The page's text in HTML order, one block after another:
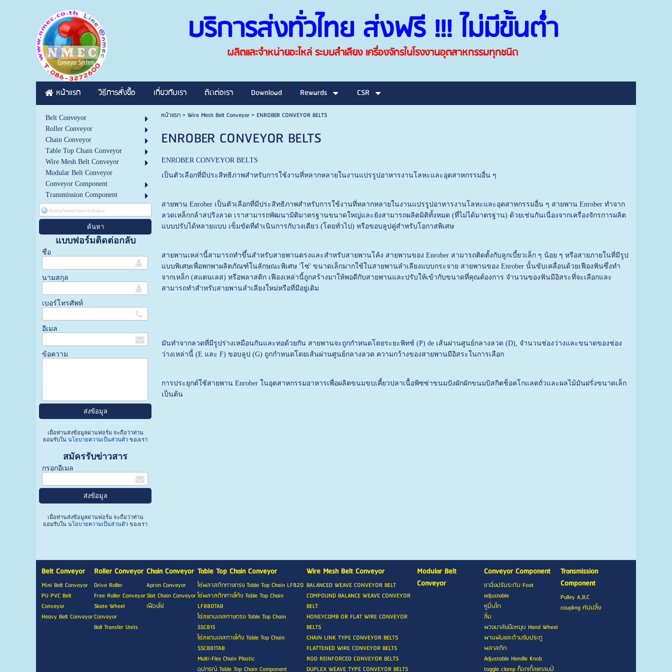
บริการส่งทั่วไทย ส่งฟรี !!! ไม่มีขั้นต่ำ
ผลิตและจำหน่ายอะไหล่ ระบบลำเลียง เครื่องจักรในโรงงานอุตสาหกรรมทุกชนิด
หน้าแรก วิธีการสั่งซื้อ เกี่ยวกับเรา ติดต่อเรา Download Rewards CSR
Belt Conveyor
Roller Conveyor
Chain Conveyor
Table Top Chain Conveyor
Wire Mesh Belt Conveyor
Modular Belt Conveyor
Conveyor Component
Transmission Component
แบบฟอร์มติดต่อกลับ
ชื่อ
นามสกุล
เบอร์โทรศัพท์
อีเมล
ข้อความ
เมื่อท่านส่งข้อมูลผ่านฟอร์ม จะถือว่าท่าน
ยอมรับใน นโยบายความเป็นส่วนตัวของเรา
สมัครรับข่าวสาร
กรอกอีเมล
เมื่อท่านส่งข้อมูลผ่านฟอร์ม จะถือว่าท่าน
ยอมรับใน นโยบายความเป็นส่วนตัวของเรา
หน้าแรก> Wire Mesh Belt Conveyor> ENROBER CONVEYOR BELTS
ENROBER CONVEYOR BELTS
ENROBER CONVEYOR BELTS
เป็นตัวเลือกที่มีประสิทธิภาพสำหรับการใช้งานที่หลากหลายในงานแปรรูปอาหารงานโลหะและอุตสาหกรรมอื่น ๆ
สายพาน Enrober เป็นตัวเลือกที่มีประสิทธิภาพสำหรับการใช้งานที่หลากหลายในงานแปรรูปอาหารงานโลหะและอุตสาหกรรมอื่น ๆ สายพาน Enrober ทำจาก
ลวดเหล็กกล้าสปริงลวด เราสามารถพัฒนามิติมาตรฐานขนาดใหญ่และยังสามารถผลิตมิติทั้งหมด (ที่ไม่ได้มาตรฐาน) ด้วยเช่นกันเนื่องจากเครื่องจักรการผลิต
แบบปรับได้หลายแบบ เข็มขัดที่ดำเนินการกับวงเดียว (โดยทั่วไป) หรือขอบลูปคู่สำหรับโอกาสพิเศษ
สายพานเหล่านี้สามารถทำขึ้นสำหรับสายพานตรงและสำหรับสายพานโค้ง สายพานของ Enrober สามารถติดตั้งกับลูกเบี้ยวเล็ก ๆ น้อย ๆ หรือสายภายในที่มีรูป
แบบพิเศษเพื่อพกพาผลิตภัณฑ์ในลักษณะพิเศษ 'โซ่' ขนาดเล็กมากใช้ในสายพานลำเลียงแบบกระจาย สายพานของ Enrober นั้นขับเคลื่อนด้วยเฟืองฟันซึ่งทำ
จากเหล็ก (สแตนเลส) หรือพลาสติก เฟืองเหล่านี้ถูกสร้างมาให้พอดีกับสายพานและปรับให้เข้ากับขนาดที่คุณต้องการ จำนวนของฟันมีอิสระที่จะเลือกและ
สามารถทำสำหรับสายพานลำเลียงใหม่หรือที่มีอยู่เดิม
มันทำจากลวดที่มีรูปร่างเหมือนกันและทอด้วยกัน สายพานจะถูกกำหนดโดยระยะพิทช์ (P) de เส้นผ่านศูนย์กลางลวด (D), จำนวนช่องว่างและขนาดของช่อง
ว่างเหล่านี้ (E และ F) ขอบลูป (G) ถูกกำหนดโดยเส้นผ่านศูนย์กลางลวด ความกว้างของสายพานมีอิสระในการเลือก
การประยุกต์ใช้สายพาน Enrober ในอุตสาหกรรมอาหารเพื่อผลิตขนมขบเคี้ยวปลาเนื้อพิซซ่าขนมปังผักผักขนมบิสกิตช็อคโกแลตถั่วและผลไม้มันฝรั่งขนาดเล็ก
เป็นต้น
Belt Conveyor
Mini Belt Conveyor
PU PVC Belt
Conveyor
Heavy Belt Conveyor
Roller Conveyor
Drive Roller
Free Roller Conveyor
Skate Wheel
Conveyor
Ball Transfer Units
Chain Conveyor
Apron Conveyor
Slat Chain Conveyor
เฟืองโซ่
Table Top Chain Conveyor
โซ่พลาสติกทางตรง Table Top Chain LF820
โซ่พลาสติกทางโค้ง Table Top Chain
LF880TAB
โซ่สแตนเลสทางตรง Table Top Chain
SSC815
โซ่สแตนเลสทางโค้ง Table Top Chain
SSC881TAB
Multi-Flex Chain Plastic
อุปกรณ์ Table Top Chain Component
Wire Mesh Belt Conveyor
BALANCED WEAVE CONVEYOR BELT
COMPOUND BALANCE WEAVE CONVEYOR
BELT
HONEYCOMB OR FLAT WIRE CONVEYOR
BELTS
CHAIN LINK TYPE CONVEYOR BELTS
FLATTENED WIRE CONVEYOR BELTS
ROD REINFORCED CONVEYOR BELTS
DUPLEX WEAVE TYPE CONVEYOR BELTS
Modular Belt
Conveyor
Conveyor Component
ขาฉิ่งปรับระดับ Foot
adjustable
หูปิ่นโต
ลิ่ม
พวงมาลัยมือหมุน Hand Wheel
พานพับและด้ามจับประตู
พลาสติก
Adjustable Handle Knob
toggle clamp ท็อกเกิ้ลแคลมป์
Transmission
Component
Pulley A,B,C
coupling คัปปลิ้ง